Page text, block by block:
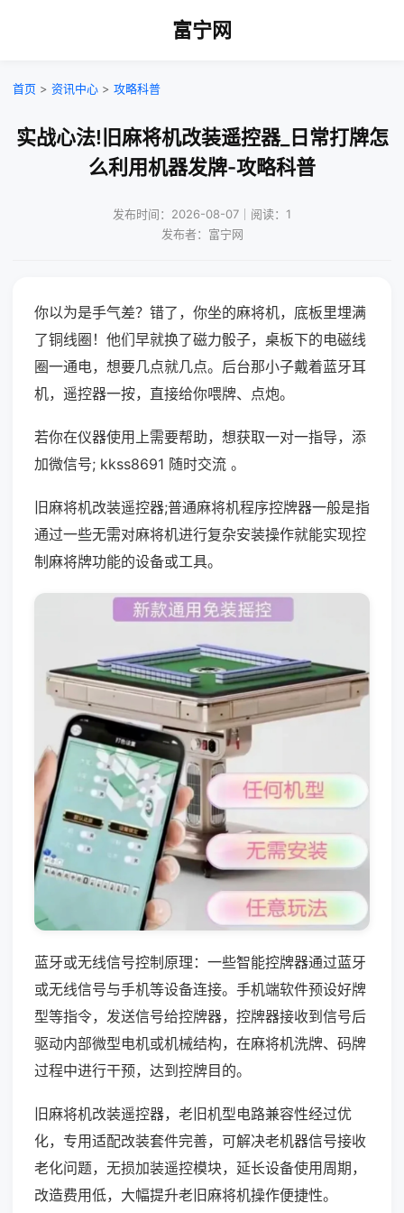
富宁网
首页 > 资讯中心 > 攻略科普
实战心法!旧麻将机改装遥控器_日常打牌怎
么利用机器发牌-攻略科普
发布时间：2026-08-07｜阅读：1
发布者：富宁网
你以为是手气差？错了，你坐的麻将机，底板里埋满
了铜线圈！他们早就换了磁力骰子，桌板下的电磁线
圈一通电，想要几点就几点。后台那小子戴着蓝牙耳
机，遥控器一按，直接给你喂牌、点炮。
若你在仪器使用上需要帮助，想获取一对一指导，添
加微信号; kkss8691 随时交流 。
旧麻将机改装遥控器;普通麻将机程序控牌器一般是指
通过一些无需对麻将机进行复杂安装操作就能实现控
制麻将牌功能的设备或工具。
蓝牙或无线信号控制原理：一些智能控牌器通过蓝牙
或无线信号与手机等设备连接。手机端软件预设好牌
型等指令，发送信号给控牌器，控牌器接收到信号后
驱动内部微型电机或机械结构，在麻将机洗牌、码牌
过程中进行干预，达到控牌目的。
旧麻将机改装遥控器，老旧机型电路兼容性经过优
化，专用适配改装套件完善，可解决老机器信号接收
老化问题，无损加装遥控模块，延长设备使用周期，
改造费用低，大幅提升老旧麻将机操作便捷性。